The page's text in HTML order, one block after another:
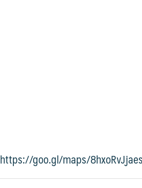
https://goo.gl/maps/